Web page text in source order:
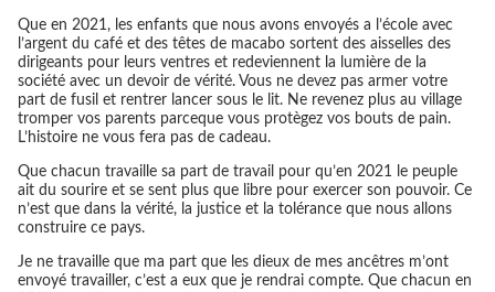
Que en 2021, les enfants que nous avons envoyés a l’école avec
l’argent du café et des têtes de macabo sortent des aisselles des
dirigeants pour leurs ventres et redeviennent la lumière de la
société avec un devoir de vérité. Vous ne devez pas armer votre
part de fusil et rentrer lancer sous le lit. Ne revenez plus au village
tromper vos parents parceque vous protègez vos bouts de pain.
L’histoire ne vous fera pas de cadeau.
Que chacun travaille sa part de travail pour qu’en 2021 le peuple
ait du sourire et se sent plus que libre pour exercer son pouvoir. Ce
n’est que dans la vérité, la justice et la tolérance que nous allons
construire ce pays.
Je ne travaille que ma part que les dieux de mes ancêtres m’ont
envoyé travailler, c’est a eux que je rendrai compte. Que chacun en